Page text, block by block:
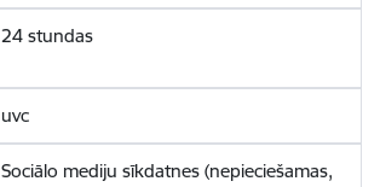
24 stundas
uvc
Sociālo mediju sīkdatnes (nepieciešamas,